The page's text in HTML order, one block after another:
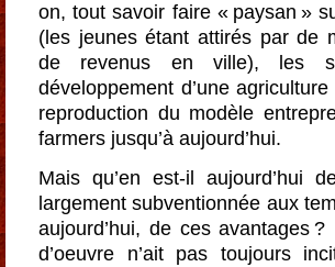
on, tout savoir faire « paysan »
(les jeunes étant attirés par de
de revenus en ville), les
développement d’une
reproduction du modèle
farmers jusqu’à aujourd’hui.
Mais qu’en est-il aujourd’hui
largement subventionnée aux
aujourd’hui, de ces avantages
d’oeuvre n’ait pas toujours